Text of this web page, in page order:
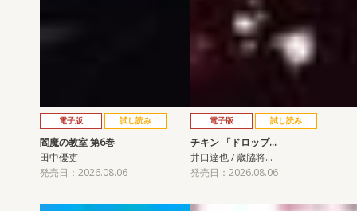
電子版 試し読み
閻魔の教室 第6巻
田中優吏
発売日：2026.08.06
電子版 試し読み
チキン 「ドロップ…
井口達也 / 歳脇将…
発売日：2026.08.06